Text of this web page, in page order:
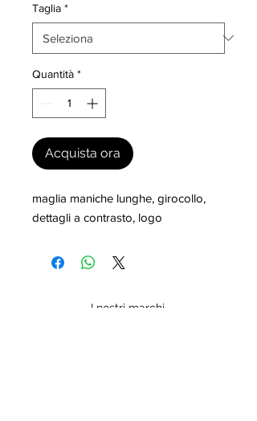
Taglia *
Quantità *
Acquista ora
maglia maniche lunghe, girocollo,
dettagli a contrasto, logo
I nostri marchi